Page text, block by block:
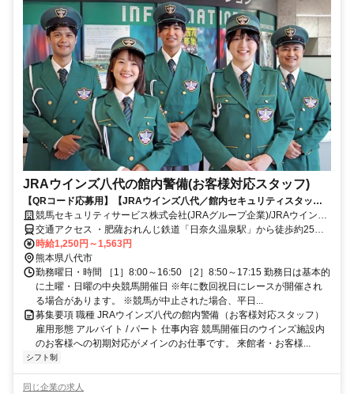
JRAウインズ八代の館内警備(お客様対応スタッフ)
【QRコード応募用】【JRAウインズ八代／館内セキュリティスタッ
フ】 毎週土日♪ JRA関連企業
競馬セキュリティサービス株式会社(JRAグループ企業)/JRAウインズ
八代
交通アクセス ・肥薩おれんじ鉄道「日奈久温泉駅」から徒歩約25分
・産交バス、日奈久温泉ライン（土・日・祝のみウインズ八代に停
車）、八代市役所前から約30分、八代駅前から約25分 ※平日は、下
西町バス停で下車（徒歩約10分）
時給1,250円～1,563円
熊本県八代市
勤務曜日・時間 ［1］8:00～16:50 ［2］8:50～17:15 勤務日は基本的
に土曜・日曜の中央競馬開催日 ※年に数回祝日にレースが開催され
る場合があります。 ※競馬が中止された場合、平日...
募集要項 職種 JRAウインズ八代の館内警備（お客様対応スタッフ）
雇用形態 アルバイト / パート 仕事内容 競馬開催日のウインズ施設内
のお客様への初期対応がメインのお仕事です。 来館者・お客様...
シフト制
同じ企業の求人